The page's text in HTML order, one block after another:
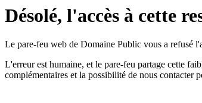
Désolé, l'accès à cette
Le pare-feu web de Domaine Public vous a refusé
L'erreur est humaine, et le pare-feu partage cette
complémentaires et la possibilité de nous contacter